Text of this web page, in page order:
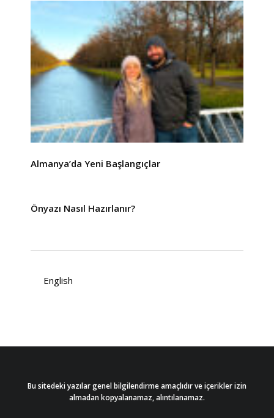
Almanya’da Yeni Başlangıçlar
Önyazı Nasıl Hazırlanır?
English
Bu sitedeki yazılar genel bilgilendirme amaçlıdır ve içerikler izin
almadan kopyalanamaz, alıntılanamaz.